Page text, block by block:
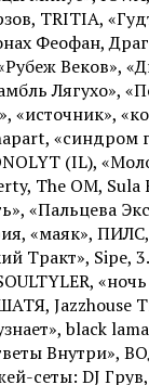
TRITIA,
Феофан,
Веков»,
Лягухо»,
«источник»,
«синдром
(IL),
The OM,
«Пальцева
«маяк»,
Тракт», Sipe,
Jazzhouse
black
Внутри»,
сеты: DJ Грув,